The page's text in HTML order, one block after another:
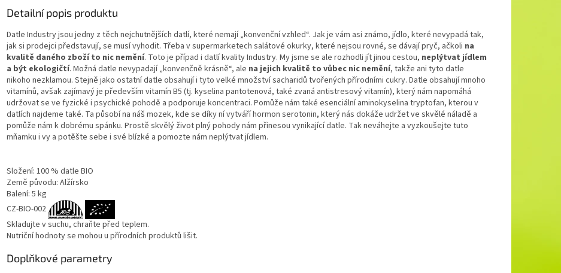
Detailní popis produktu
Datle Industry jsou jedny z těch nejchutnějších datlí, které nemají „konvenční vzhled“. Jak je vám asi známo, jídlo, které nevypadá tak,
jak si prodejci představují, se musí vyhodit. Třeba v supermarketech salátové okurky, které nejsou rovné, se dávají pryč, ačkoli na
kvalitě daného zboží to nic nemění. Toto je případ i datlí kvality Industry. My jsme se ale rozhodli jít jinou cestou, neplýtvat jídlem
a být ekologičtí. Možná datle nevypadají „konvenčně krásně“, ale na jejich kvalitě to vůbec nic nemění, takže ani tyto datle
nikoho nezklamou. Stejně jako ostatní datle obsahují i tyto velké množství sacharidů tvořených přírodními cukry. Datle obsahují mnoho
vitamínů, avšak zajímavý je především vitamín B5 (tj. kyselina pantotenová, také zvaná antistresový vitamín), který nám napomáhá
udržovat se ve fyzické i psychické pohodě a podporuje koncentraci. Pomůže nám také esenciální aminokyselina tryptofan, kterou v
datlích najdeme také. Ta působí na náš mozek, kde se díky ní vytváří hormon serotonin, který nás dokáže udržet ve skvělé náladě a
pomůže nám k dobrému spánku. Prostě skvělý život plný pohody nám přinesou vynikající datle. Tak neváhejte a vyzkoušejte tuto
mňamku i vy a potěšte sebe i své blízké a pomozte nám neplýtvat jídlem.
Složení: 100 % datle BIO
Země původu: Alžírsko
Balení: 5 kg
CZ-BIO-002
Skladujte v suchu, chraňte před teplem.
Nutriční hodnoty se mohou u přírodních produktů lišit.
Doplňkové parametry